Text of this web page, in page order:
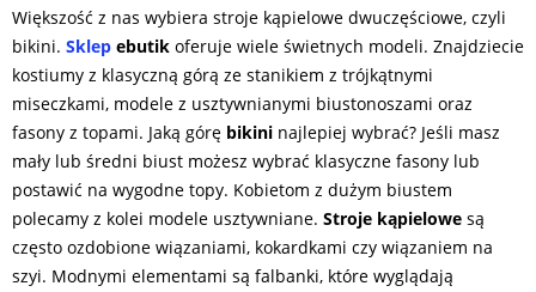
Większość z nas wybiera stroje kąpielowe dwuczęściowe, czyli
bikini. Sklep ebutik oferuje wiele świetnych modeli. Znajdziecie
kostiumy z klasyczną górą ze stanikiem z trójkątnymi
miseczkami, modele z usztywnianymi biustonoszami oraz
fasony z topami. Jaką górę bikini najlepiej wybrać? Jeśli masz
mały lub średni biust możesz wybrać klasyczne fasony lub
postawić na wygodne topy. Kobietom z dużym biustem
polecamy z kolei modele usztywniane. Stroje kąpielowe są
często ozdobione wiązaniami, kokardkami czy wiązaniem na
szyi. Modnymi elementami są falbanki, które wyglądają